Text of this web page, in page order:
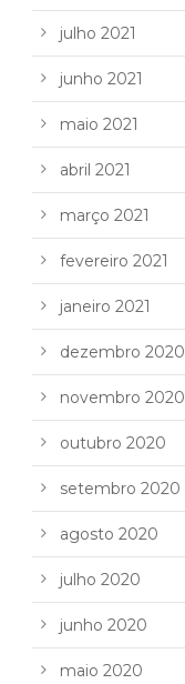
julho 2021
junho 2021
maio 2021
abril 2021
março 2021
fevereiro 2021
janeiro 2021
dezembro 2020
novembro 2020
outubro 2020
setembro 2020
agosto 2020
julho 2020
junho 2020
maio 2020